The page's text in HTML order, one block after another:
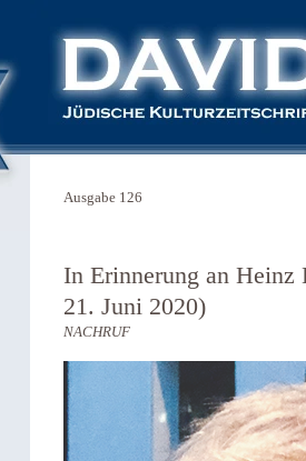
Ausgabe 126
In Erinnerung an Heinz
21. Juni 2020)
NACHRUF